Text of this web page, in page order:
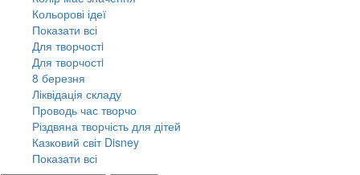
Кольорові ідеї
Показати всі
Для творчостi
Для творчостi
8 березня
Ліквідація складу
Проводь час творчо
Різдвяна творчість для дітей
Казковий світ Disney
Показати всі